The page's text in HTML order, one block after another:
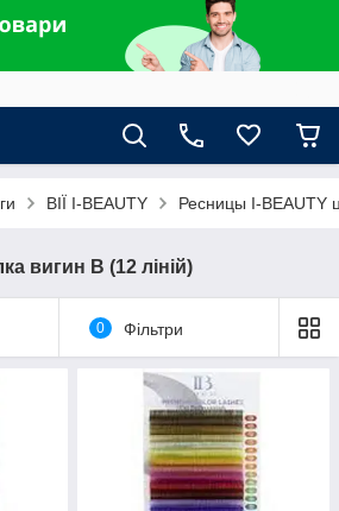
ВІЇ I-BEAUTY Ресницы I-BEAUTY
вигин B (12 ліній)
0 Фільтри